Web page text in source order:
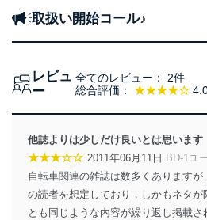
取扱い開始コール♪
レビュ
ー
総合評価： ★★★★☆
全てのレビュー： 2件
他誌よりは少しだけ良いとは思います
★★★☆☆ 2011年06月11日 BD-1ユ
自転車関連の雑誌は数多くあります
の読者を想定しており，しかもネタ
とも同じような内容が繰り返し掲載さ